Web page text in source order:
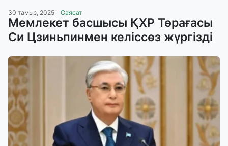
30 тамыз, 2025 Саясат
Мемлекет басшысы ҚХР Төрағасы
Си Цзиньпинмен келіссөз жүргізді